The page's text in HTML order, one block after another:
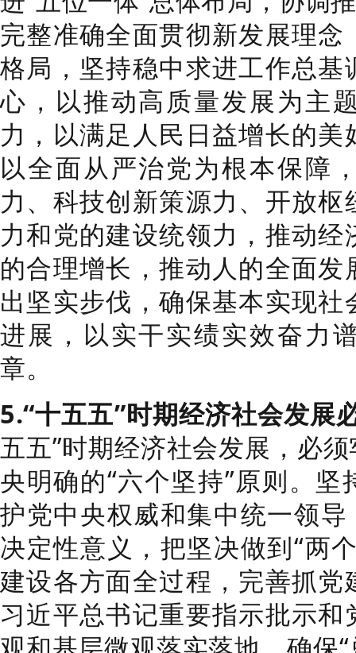
完整准确全面贯彻新发展理
格局，坚持稳中求进工作总
心，以推动高质量发展为主
力，以满足人民日益增长的
以全面从严治党为根本保障
力、科技创新策源力、开放
力和党的建设统领力，推动
的合理增长，推动人的全面
出坚实步伐，确保基本实现
进展，以实干实绩实效奋力
章。
5.“十五五”时期经济社会发展
五五”时期经济社会发展，必
央明确的“六个坚持”原则。
护党中央权威和集中统一领
决定性意义，把坚决做到“两
建设各方面全过程，完善抓
习近平总书记重要指示批示